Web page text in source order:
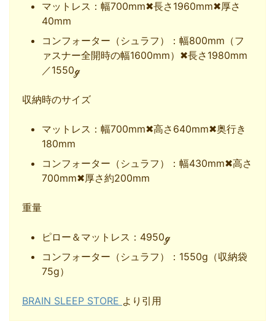
マットレス：幅700mm✖長さ1960mm✖厚さ
40mm
コンフォーター（シュラフ）：幅800mm（フ
ァスナー全開時の幅1600mm）✖長さ1980mm
／1550ℊ
収納時のサイズ
マットレス：幅700mm✖高さ640mm✖奥行き
180mm
コンフォーター（シュラフ）：幅430mm✖高さ
700mm✖厚さ約200mm
重量
ピロー＆マットレス：4950ℊ
コンフォーター（シュラフ）：1550g（収納袋
75g）
BRAIN SLEEP STORE より引用